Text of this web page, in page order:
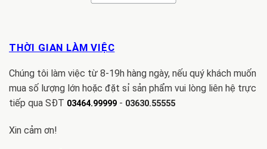
THỜI GIAN LÀM VIỆC
Chúng tôi làm việc từ 8-19h hàng ngày, nếu quý khách muốn
mua số lượng lớn hoặc đặt sỉ sản phẩm vui lòng liên hệ trực
tiếp qua SĐT 03464.99999 - 03630.55555
Xin cảm ơn!